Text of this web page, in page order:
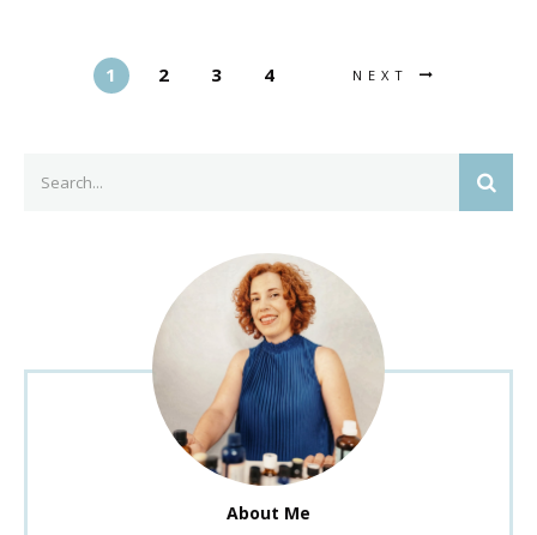
1 2 3 4 NEXT
for:
About Me